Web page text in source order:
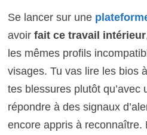
Se lancer sur une
avoir fait ce travail intérieur
les mêmes profils
visages. Tu vas lire les bios
tes blessures plutôt qu’avec
répondre à des signaux
encore appris à reconnaître.